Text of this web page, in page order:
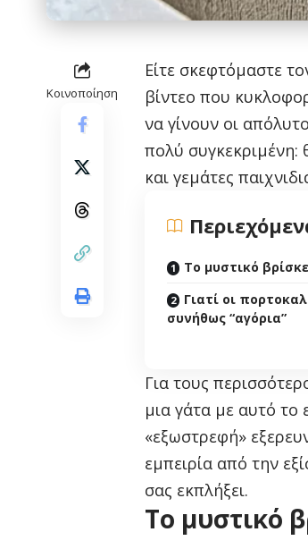
Κοινοποίηση
Είτε σκεφτόμαστε
βίντεο που
να γίνουν οι
πολύ συγκεκριμένη:
και γεμάτες
Το μυστικό
Γιατί οι
συνήθως “αγόρια”
Για τους
μια γάτα με αυτό
«εξωστρεφή»
εμπειρία από την
σας εκπλήξει.
Το μυστικό